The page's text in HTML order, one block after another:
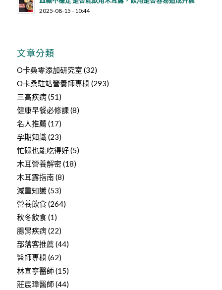
2025-08-15 - 10:44
文章分類
O卡桑零添加研究室 (32)
O卡桑駐站營養師專欄 (293)
三高疾病(51)
健康早餐必修課(8)
名人推薦 (17)
孕期知識(23)
忙碌也能吃得好(5)
木耳營養解密(18)
木耳露指南(8)
減重知識(53)
營養飲食(264)
秋冬飲食(1)
腸胃疾病(22)
部落客推薦 (44)
醫師專欄 (62)
林宣寧醫師(15)
莊宸瑋醫師(44)